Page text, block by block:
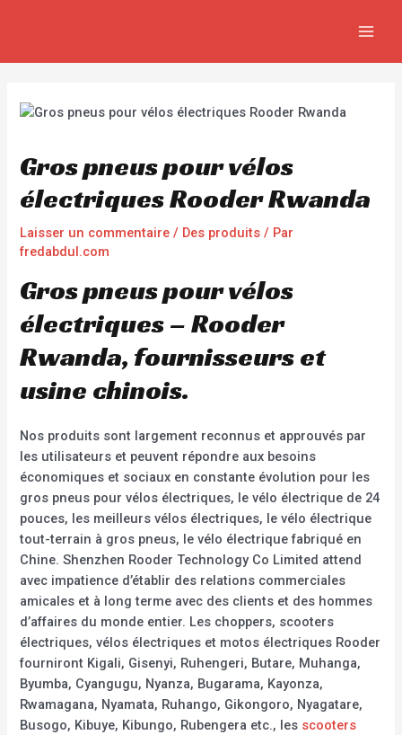
Gros pneus pour vélos
électriques Rooder Rwanda
Laisser un commentaire / Des produits / Par
fredabdul.com
Gros pneus pour vélos
électriques – Rooder
Rwanda, fournisseurs et
usine chinois.
Nos produits sont largement reconnus et approuvés par
les utilisateurs et peuvent répondre aux besoins
économiques et sociaux en constante évolution pour les
gros pneus pour vélos électriques, le vélo électrique de 24
pouces, les meilleurs vélos électriques, le vélo électrique
tout-terrain à gros pneus, le vélo électrique fabriqué en
Chine. Shenzhen Rooder Technology Co Limited attend
avec impatience d’établir des relations commerciales
amicales et à long terme avec des clients et des hommes
d’affaires du monde entier. Les choppers, scooters
électriques, vélos électriques et motos électriques Rooder
fourniront Kigali, Gisenyi, Ruhengeri, Butare, Muhanga,
Byumba, Cyangugu, Nyanza, Bugarama, Kayonza,
Rwamagana, Nyamata, Ruhango, Gikongoro, Nyagatare,
Busogo, Kibuye, Kibungo, Rubengera etc., les scooters